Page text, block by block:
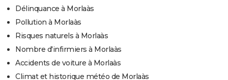
Délinquance à Morlaàs
Pollution à Morlaàs
Risques naturels à Morlaàs
Nombre d'infirmiers à Morlaàs
Accidents de voiture à Morlaàs
Climat et historique météo de Morlaàs